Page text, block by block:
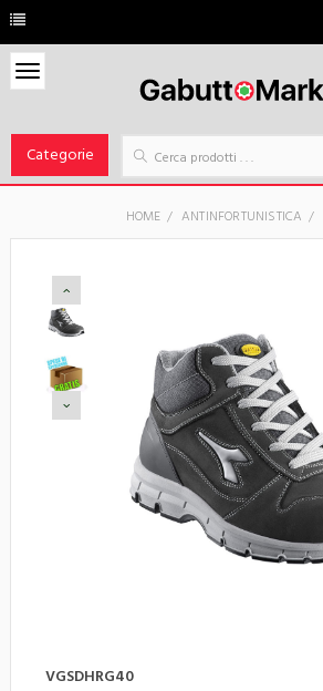
Categorie
HOME ANTINFORTUNISTICA
VGSDHRG40